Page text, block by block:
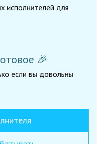
исполнителей для
🎉
если вы довольны